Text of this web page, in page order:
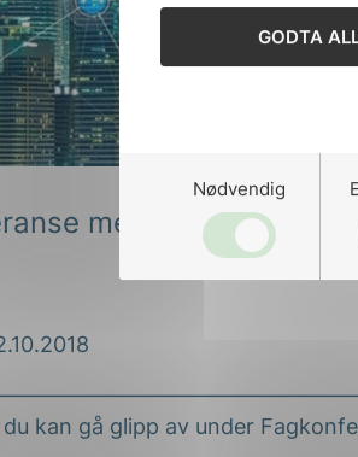
GODTA
Nødvendig
med spennende
kan gå glipp av under